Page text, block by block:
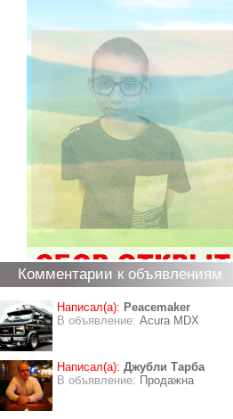
Комментарии к объявлениям
Написал(а): Peacemaker
В объявление: Acura MDX
Написал(а): Джубли Тарба
В объявление: Продажна